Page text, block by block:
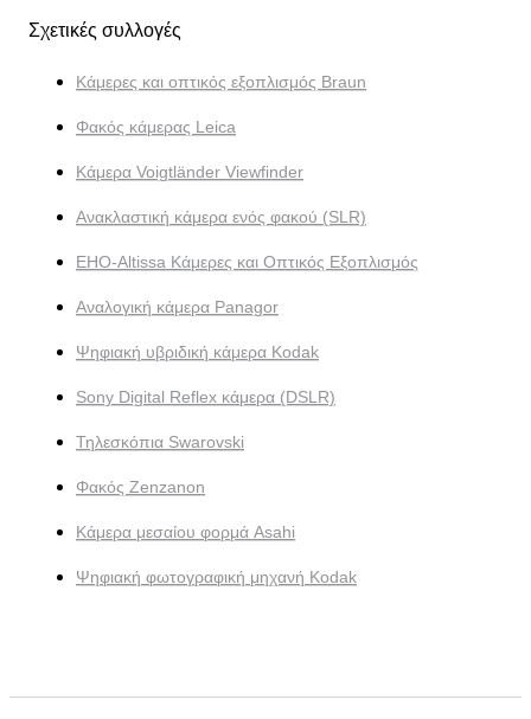
Σχετικές συλλογές
Κάμερες και οπτικός εξοπλισμός Braun
Φακός κάμερας Leica
Κάμερα Voigtländer Viewfinder
Ανακλαστική κάμερα ενός φακού (SLR)
EHO-Altissa Κάμερες και Οπτικός Εξοπλισμός
Αναλογική κάμερα Panagor
Ψηφιακή υβριδική κάμερα Kodak
Sony Digital Reflex κάμερα (DSLR)
Τηλεσκόπια Swarovski
Φακός Zenzanon
Κάμερα μεσαίου φορμά Asahi
Ψηφιακή φωτογραφική μηχανή Kodak